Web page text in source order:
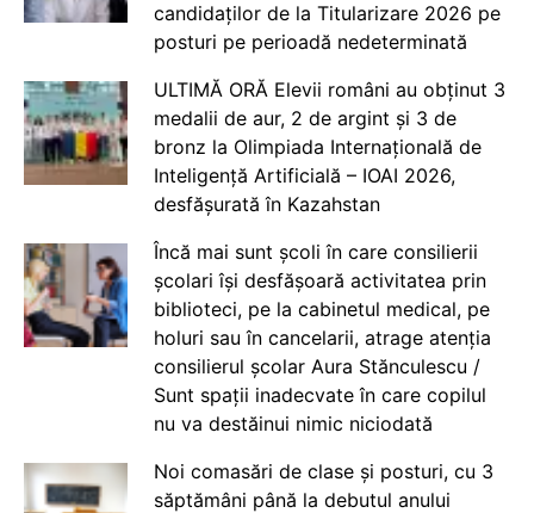
candidaților de la Titularizare 2026 pe
posturi pe perioadă nedeterminată
ULTIMĂ ORĂ Elevii români au obținut 3
medalii de aur, 2 de argint și 3 de
bronz la Olimpiada Internațională de
Inteligență Artificială – IOAI 2026,
desfășurată în Kazahstan
Încă mai sunt școli în care consilierii
școlari își desfășoară activitatea prin
biblioteci, pe la cabinetul medical, pe
holuri sau în cancelarii, atrage atenția
consilierul școlar Aura Stănculescu /
Sunt spații inadecvate în care copilul
nu va destăinui nimic niciodată
Noi comasări de clase și posturi, cu 3
săptămâni până la debutul anului